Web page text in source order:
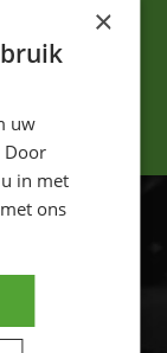
×
uw
Door
in met
ons